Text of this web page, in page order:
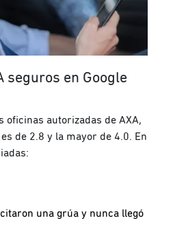
seguros en Google
oficinas autorizadas de AXA,
de 2.8 y la mayor de 4.0. En
una grúa y nunca llegó